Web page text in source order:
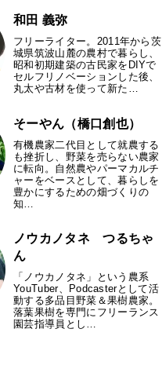
和田 義弥
フリーライター。2011年から茨
城県筑波山麓の農村で暮らし、
昭和初期建築の古民家をDIYで
セルフリノベーションした後、
丸太や古材を使って新た…
そーやん（橋口創也）
有機農家二代目として就農する
も挫折し、野菜を売らない農家
に転向。自然農やパーマカルチ
ャーをベースとして、暮らしを
豊かにするための畑づくりの
知…
ノウカノタネ つるちゃ
ん
「ノウカノタネ」という農系
YouTuber、Podcasterとして活
動する多品目野菜＆果樹農家。
落葉果樹を専門にフリーランス
園芸指導員とし…